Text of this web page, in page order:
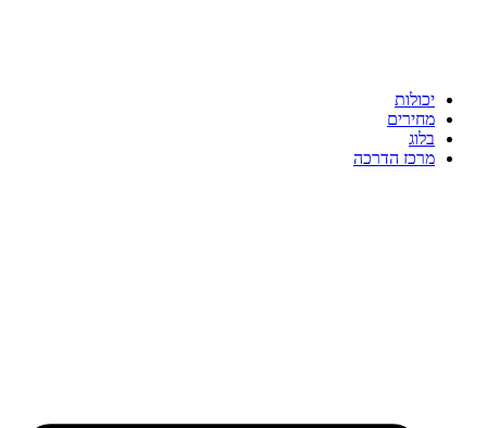
יכולות
מחירים
בלוג
מרכז הדרכה